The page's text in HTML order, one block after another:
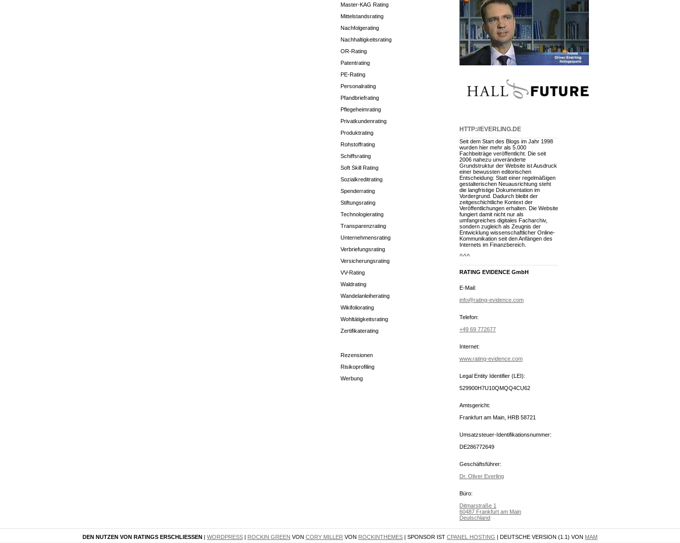
Master-KAG Rating
Mittelstandsrating
Nachfolgerating
Nachhaltigkeitsrating
OR-Rating
Patentrating
PE-Rating
Personalrating
Pfandbriefrating
Pflegeheimrating
Privatkundenrating
Produktrating
Rohstoffrating
Schiffsrating
Soft Skill Rating
Sozialkreditrating
Spenderrating
Stiftungsrating
Technologierating
Transparenzrating
Unternehmensrating
Verbriefungsrating
Versicherungsrating
VV-Rating
Waldrating
Wandelanleiherating
Wikifoliorating
Wohltätigkeitsrating
Zertifikaterating
Rezensionen
Risikoprofiling
Werbung
HTTP://EVERLING.DE
Seit dem Start des Blogs im Jahr 1998
wurden hier mehr als 5.000
Fachbeiträge veröffentlicht. Die seit
2006 nahezu unveränderte
Grundstruktur der Website ist Ausdruck
einer bewussten editorischen
Entscheidung: Statt einer regelmäßigen
gestalterischen Neuausrichtung steht
die langfristige Dokumentation im
Vordergrund. Dadurch bleibt der
zeitgeschichtliche Kontext der
Veröffentlichungen erhalten. Die Website
fungiert damit nicht nur als
umfangreiches digitales Facharchiv,
sondern zugleich als Zeugnis der
Entwicklung wissenschaftlicher Online-
Kommunikation seit den Anfängen des
Internets im Finanzbereich.
^^^
RATING EVIDENCE GmbH
E-Mail:
info@rating-evidence.com
Telefon:
+49 69 772677
Internet:
www.rating-evidence.com
Legal Entity Identifier (LEI):
529900H7U10QMQQ4CU62
Amtsgericht:
Frankfurt am Main, HRB 58721
Umsatzsteuer-Identifikationsnummer:
DE286772649
Geschäftsführer:
Dr. Oliver Everling
Büro:
Ditmarstraße 1
60487 Frankfurt am Main
Deutschland
DEN NUTZEN VON RATINGS ERSCHLIESSEN | WORDPRESS | ROCKIN GREEN VON CORY MILLER VON ROCKINTHEMES | SPONSOR IST CPANEL HOSTING | DEUTSCHE VERSION (1.1) VON MAM